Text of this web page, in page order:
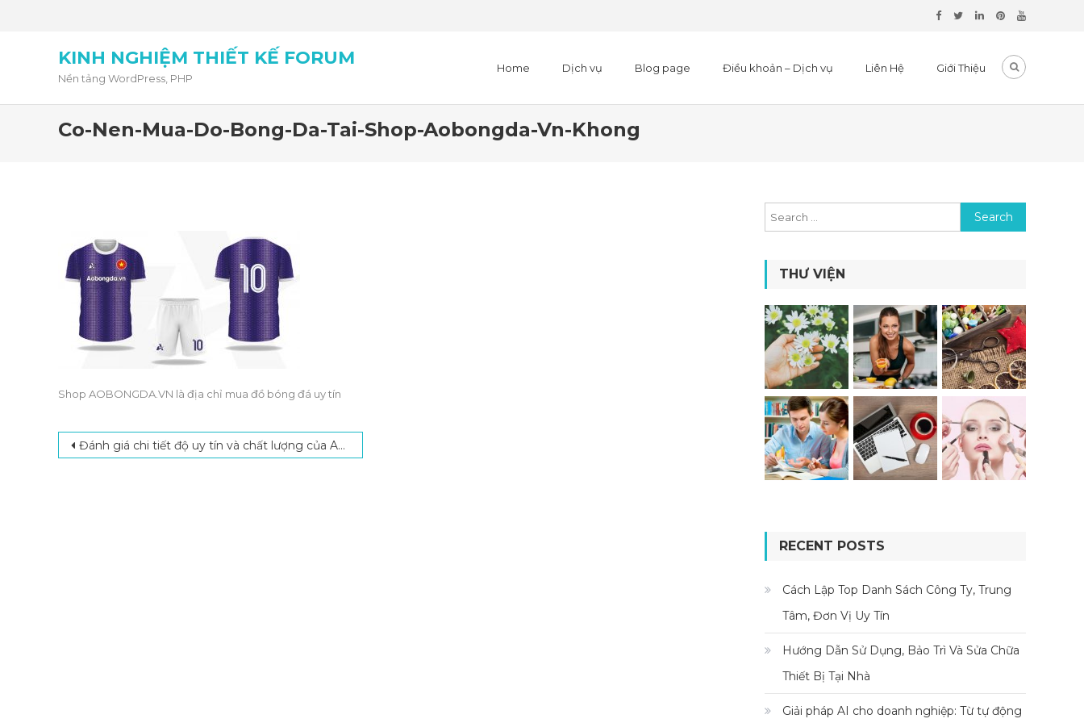
KINH NGHIỆM THIẾT KẾ FORUM
Nền tảng WordPress, PHP
Home Dịch vụ Blog page Điều khoản – Dịch vụ Liên Hệ Giới Thiệu
Co-Nen-Mua-Do-Bong-Da-Tai-Shop-Aobongda-Vn-Khong
Shop AOBONGDA.VN là địa chỉ mua đồ bóng đá uy tín
Post navigation
Đánh giá chi tiết độ uy tín và chất lượng của AOBONGDA.VN
Search for:
THƯ VIỆN
RECENT POSTS
Cách Lập Top Danh Sách Công Ty, Trung
Tâm, Đơn Vị Uy Tín
Hướng Dẫn Sử Dụng, Bảo Trì Và Sửa Chữa
Thiết Bị Tại Nhà
Giải pháp AI cho doanh nghiệp: Từ tự động